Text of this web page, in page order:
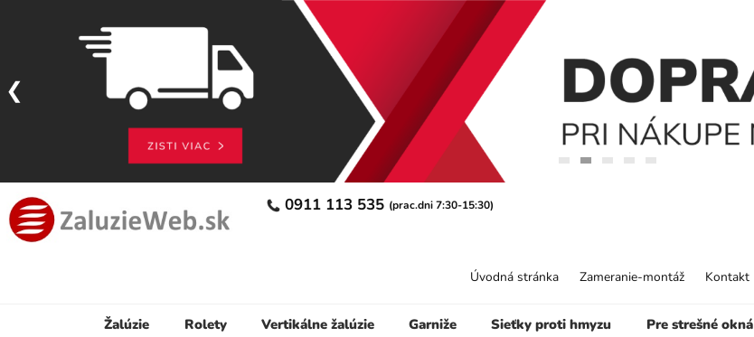
0911 113 535 (prac.dni 7:30-15:30)
Žalúzie Rolety Vertikálne žalúzie Garniže Sieťky proti hmyzu Pre strešné okná
Úvodná stránka Zameranie-montáž Kontakt